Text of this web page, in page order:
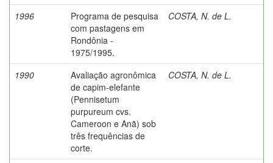
1996
Programa de pesquisa
com pastagens em
Rondônia -
1975/1995.
COSTA, N. de L.
1990
Avaliação agronômica
de capim-elefante
(Pennisetum
purpureum cvs.
Cameroon e Anã) sob
três frequências de
corte.
COSTA, N. de L.